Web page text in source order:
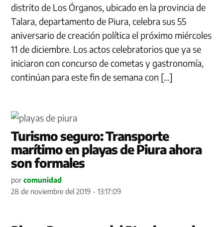
distrito de Los Órganos, ubicado en la provincia de
Talara, departamento de Piura, celebra sus 55
aniversario de creación política el próximo miércoles
11 de diciembre. Los actos celebratorios que ya se
iniciaron con concurso de cometas y gastronomía,
continúan para este fin de semana con […]
Turismo seguro: Transporte
marítimo en playas de Piura ahora
son formales
por comunidad
28 de noviembre del 2019 - 13:17:09